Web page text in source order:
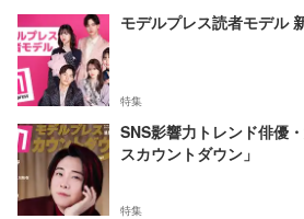
モデルプレス読者モデル
特集
SNS影響力トレンド俳優
スカウントダウン」
特集